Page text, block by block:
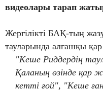
видеолары тарап
Жергілікті БАҚ-тың
тауларында алғашқы
"Кеше Риддердің
Қаланың өзінде қар
кетті ғой", "Кеше